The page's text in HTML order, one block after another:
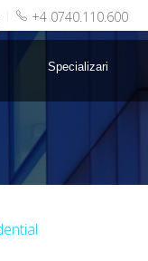
+4 0740.110.600
Specializari